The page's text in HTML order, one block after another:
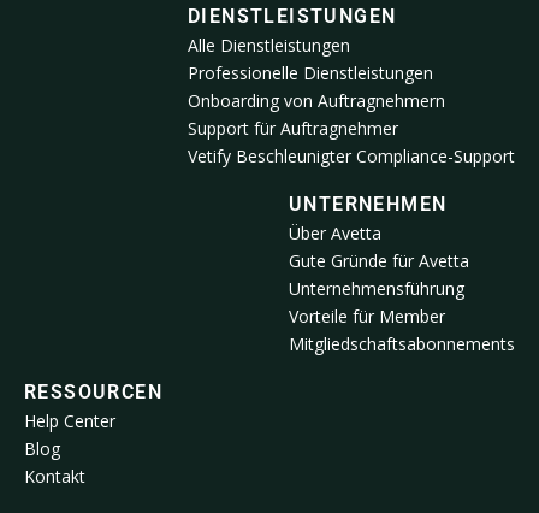
DIENSTLEISTUNGEN
Alle Dienstleistungen
Professionelle Dienstleistungen
Onboarding von Auftragnehmern
Support für Auftragnehmer
Vetify Beschleunigter Compliance-Support
UNTERNEHMEN
Über Avetta
Gute Gründe für Avetta
Unternehmensführung
Vorteile für Member
Mitgliedschaftsabonnements
RESSOURCEN
Help Center
Blog
Kontakt